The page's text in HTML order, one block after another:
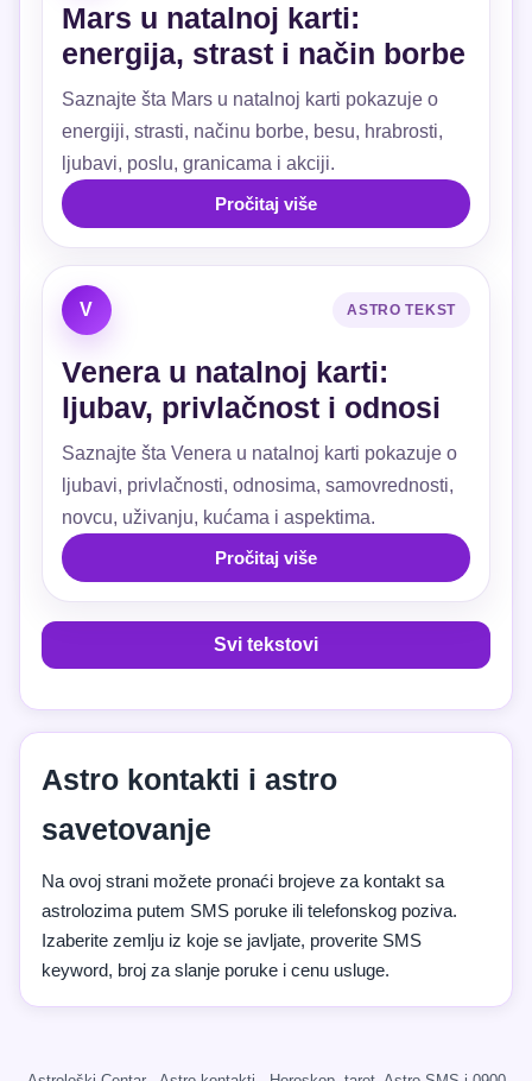
Mars u natalnoj karti:
energija, strast i način borbe
Saznajte šta Mars u natalnoj karti pokazuje o
energiji, strasti, načinu borbe, besu, hrabrosti,
ljubavi, poslu, granicama i akciji.
Pročitaj više
V ASTRO TEKST
Venera u natalnoj karti:
ljubav, privlačnost i odnosi
Saznajte šta Venera u natalnoj karti pokazuje o
ljubavi, privlačnosti, odnosima, samovrednosti,
novcu, uživanju, kućama i aspektima.
Pročitaj više
Svi tekstovi
Astro kontakti i astro
savetovanje
Na ovoj strani možete pronaći brojeve za kontakt sa
astrolozima putem SMS poruke ili telefonskog poziva.
Izaberite zemlju iz koje se javljate, proverite SMS
keyword, broj za slanje poruke i cenu usluge.